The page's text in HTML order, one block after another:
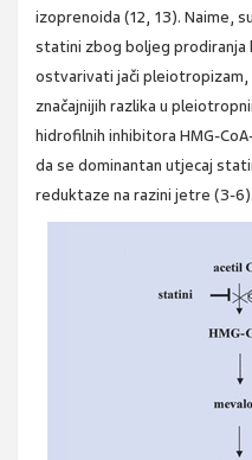
izoprenoida (12, 13). Naime,
statini zbog boljeg prodiranja
ostvarivati jači pleiotropizam,
značajnijih razlika u
hidrofilnih inhibitora HMG-
da se dominantan utjecaj
reduktaze na razini jetre (3-6).